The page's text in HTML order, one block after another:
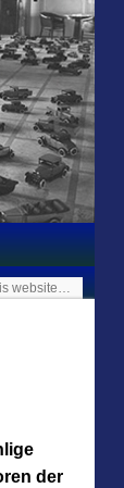
|
der